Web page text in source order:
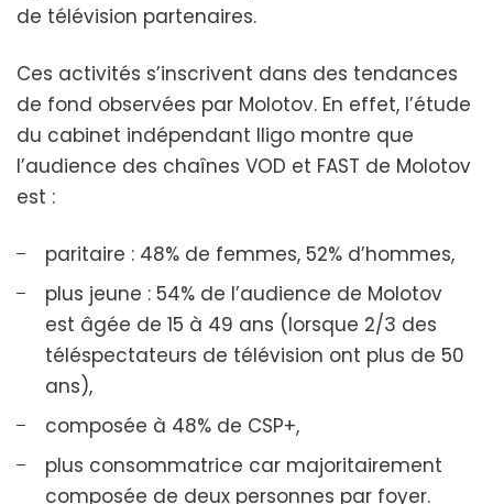
de télévision partenaires.
Ces activités s’inscrivent dans des tendances
de fond observées par Molotov. En effet, l’étude
du cabinet indépendant Iligo montre que
l’audience des chaînes VOD et FAST de Molotov
est :
paritaire : 48% de femmes, 52% d’hommes,
plus jeune : 54% de l’audience de Molotov
est âgée de 15 à 49 ans (lorsque 2/3 des
téléspectateurs de télévision ont plus de 50
ans),
composée à 48% de CSP+,
plus consommatrice car majoritairement
composée de deux personnes par foyer.